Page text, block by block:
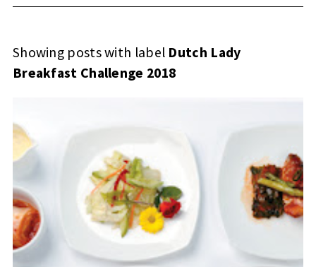
Showing posts with label Dutch Lady
Breakfast Challenge 2018